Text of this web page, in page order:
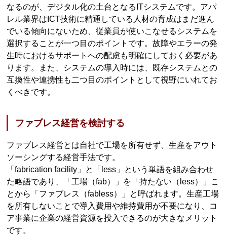
なるのが、デジタル化の土台となるITシステムです。アパ
レル業界はICT技術に精通している人材の育成はまだ進ん
でいる傾向にないため、従業員が使いこなせるシステムを
選択することが一つ目のポイントです。故障やエラーの発
生時におけるサポートへの配慮も明確にしておく必要があ
ります。また、システムの導入時には、既存システムとの
互換性や連携性も二つ目のポイントとして視野にいれてお
くべきです。
ファブレス経営を検討する
ファブレス経営とは自社で工場を所有せず、生産をアウト
ソーシングする経営手法です。
「fabrication facility」と「less」という単語を組み合わせ
た略語であり、「工場（fab）」を「持たない（less）」こ
とから「ファブレス（fabless）」と呼ばれます。生産工場
を所有しないことで導入費用や維持費用が不要になり、コ
ア事業に企業の経営資源を投入できるのが大きなメリット
です。